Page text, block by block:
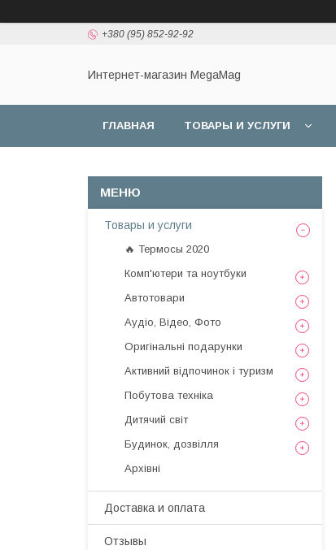
+380 (95) 852-92-92
Интернет-магазин MegaMag
ГЛАВНАЯ ТОВАРЫ И УСЛУГИ
Товары и услуги
🔥 Термосы 2020
Комп'ютери та ноутбуки
Автотовари
Аудіо, Відео, Фото
Оригінальні подарунки
Активний відпочинок і туризм
Побутова техніка
Дитячий світ
Будинок, дозвілля
Архівні
Доставка и оплата
Отзывы